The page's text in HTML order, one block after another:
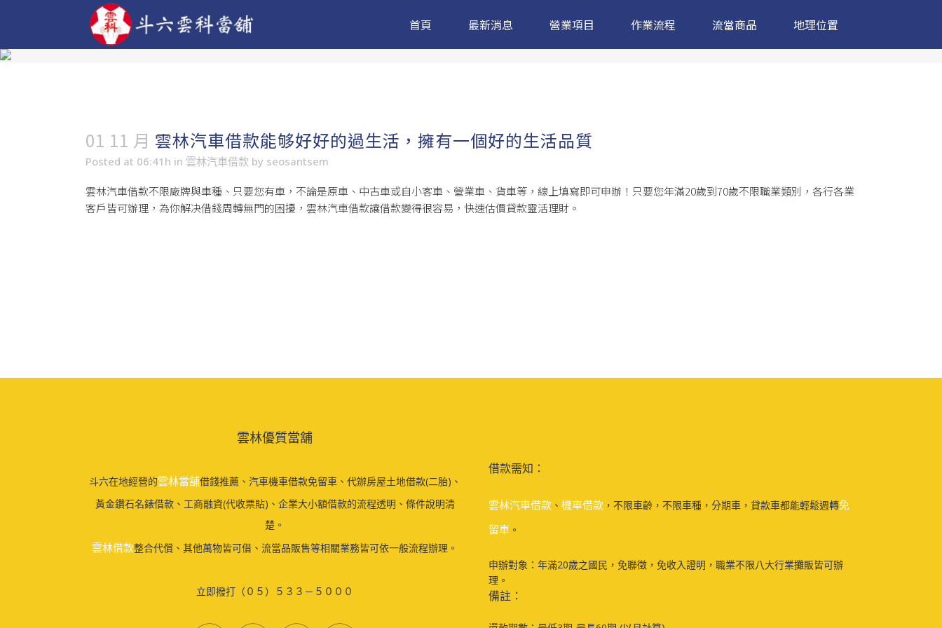
首頁 最新消息 營業項目 作業流程 流當商品 地理位置
01 11 月 雲林汽車借款能够好好的過生活，擁有一個好的生活品質
Posted at 06:41h in 雲林汽車借款 by seosantsem
雲林汽車借款不限廠牌與車種、只要您有車，不論是原車、中古車或自小客車、營業車、貨車等，線上填寫即可申辦！只要您年滿20歲到70歲不限職業類別，各行各業
客戶皆可辦理，為你解决借錢周轉無門的困擾，雲林汽車借款讓借款變得很容易，快速估價貸款靈活理財。
雲林優質當舖
斗六在地經營的雲林當舖借錢推薦、汽車機車借款免留車、代辦房屋土地借款(二胎)、
黃金鑽石名錶借款、工商融資(代收票貼)、企業大小額借款的流程透明、條件說明清
楚。
雲林借款整合代償、其他萬物皆可借、流當品販售等相關業務皆可依一般流程辦理。
立即撥打（０５）５３３－５０００
借款需知：
雲林汽車借款 、 機車借款 ，不限車齡，不限車種，分期車，貸款車都能輕鬆週轉免
留車 。
申辦對象：年滿20歲之國民，免聯徵，免收入證明，職業不限八大行業攤販皆可辦
理。
備註：